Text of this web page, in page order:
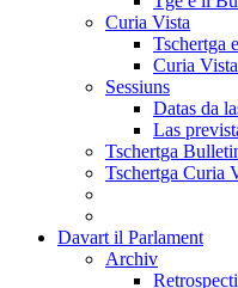
Curia Vista
Tschertga
Curia
Sessiuns
Datas da
Las
Tschertga
Tschertga Curia
Davart il Parlament
Archiv